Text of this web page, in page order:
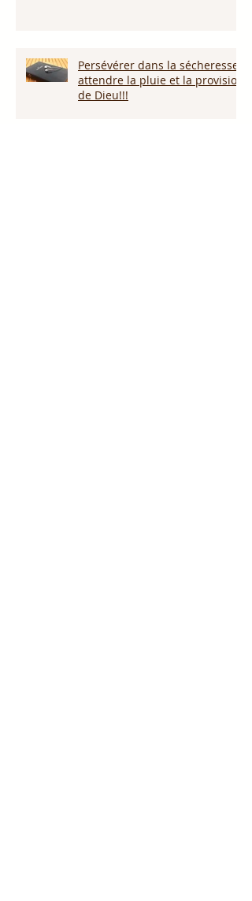
Persévérer dans la sécheresse :
attendre la pluie et la provision
de Dieu!!!